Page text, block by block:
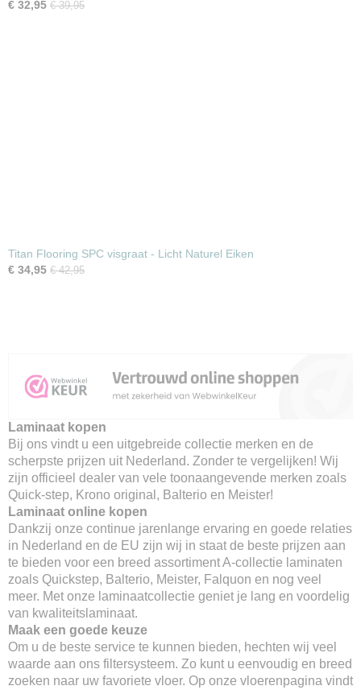
€ 32,95 € 39,95
Titan Flooring SPC visgraat - Licht Naturel Eiken
€ 34,95 € 42,95
Laminaat kopen
Bij ons vindt u een uitgebreide collectie merken en de
scherpste prijzen uit Nederland. Zonder te vergelijken! Wij
zijn officieel dealer van vele toonaangevende merken zoals
Quick-step, Krono original, Balterio en Meister!
Laminaat online kopen
Dankzij onze continue jarenlange ervaring en goede relaties
in Nederland en de EU zijn wij in staat de beste prijzen aan
te bieden voor een breed assortiment A-collectie laminaten
zoals Quickstep, Balterio, Meister, Falquon en nog veel
meer. Met onze laminaatcollectie geniet je lang en voordelig
van kwaliteitslaminaat.
Maak een goede keuze
Om u de beste service te kunnen bieden, hechten wij veel
waarde aan ons filtersysteem. Zo kunt u eenvoudig en breed
zoeken naar uw favoriete vloer. Op onze vloerenpagina vindt